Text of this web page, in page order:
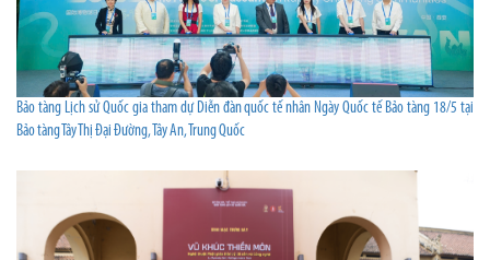
Bảo tàng Lịch sử Quốc gia tham dự Diễn đàn quốc tế nhân Ngày Quốc tế Bảo tàng 18/5 tại
Bảo tàng Tây Thị Đại Đường, Tây An, Trung Quốc